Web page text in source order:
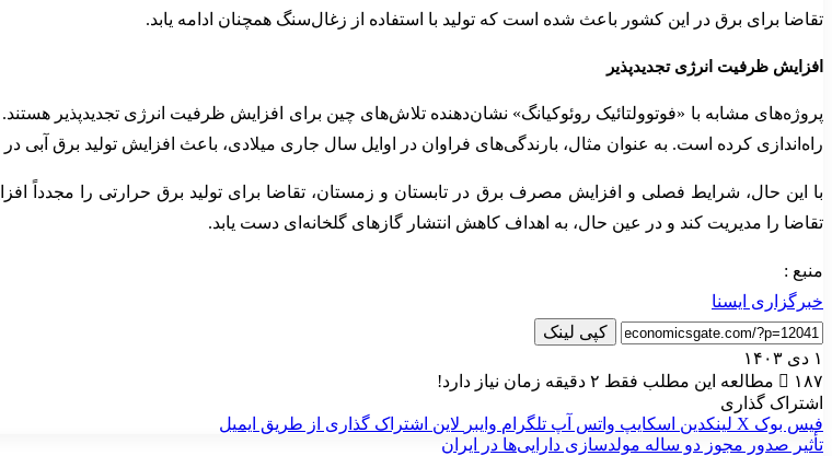
تقاضا برای برق در این کشور باعث شده است که تولید با استفاده از زغال‌سنگ همچنان ادامه یابد.
افزایش ظرفیت انرژی تجدیدپذیر
پروژه‌های مشابه با «فوتوولتائیک روئوکیانگ» نشان‌دهنده تلاش‌های چین برای افزایش ظرفیت انرژی تجدیدپذیر
راه‌اندازی کرده است. به عنوان مثال، بارندگی‌های فراوان در اوایل سال جاری میلادی، باعث افزایش تولید برق
با این حال، شرایط فصلی و افزایش مصرف برق در تابستان و زمستان، تقاضا برای تولید برق حرارتی را مجدداً
تقاضا را مدیریت کند و در عین حال، به اهداف کاهش انتشار گازهای گلخانه‌ای دست یابد.
منبع :
خبرگزاری ایسنا
کپی لینک
۱ دی ۱۴۰۳
۱۸۷
مطالعه این مطلب فقط ۲ دقیقه زمان نیاز دارد!
اشتراک گذاری
فیس بوک X لینکدین اسکایپ واتس آپ تلگرام وایبر لاین اشتراک گذاری از طریق ایمیل
تأثیر صدور مجوز دو ساله مولدسازی دارایی‌ها در ایران